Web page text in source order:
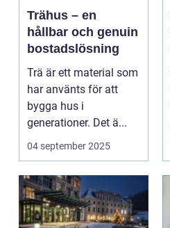
Trähus – en
hållbar och genuin
bostadslösning
Trä är ett material som
har använts för att
bygga hus i
generationer. Det ä...
04 september 2025